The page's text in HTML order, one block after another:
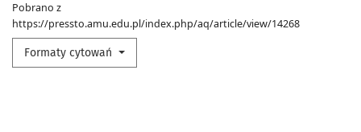
Pobrano z
https://pressto.amu.edu.pl/index.php/aq/article/view/14268
Formaty cytowań